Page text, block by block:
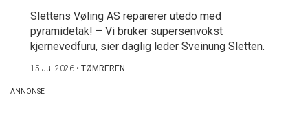
Slettens Vøling AS reparerer utedo med
pyramidetak! – Vi bruker supersenvokst
kjernevedfuru, sier daglig leder Sveinung Sletten.
15 Jul 2026 • TØMREREN